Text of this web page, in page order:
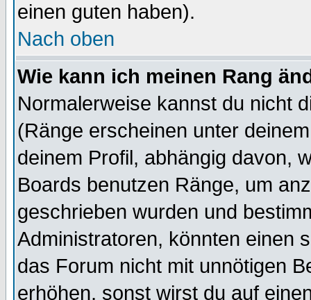
einen guten haben).
Nach oben
Wie kann ich meinen Rang
Normalerweise kannst du nicht
(Ränge erscheinen unter
deinem Profil, abhängig davon,
Boards benutzen Ränge, um
geschrieben wurden und
Administratoren, könnten einen
das Forum nicht mit unnötigen
erhöhen, sonst wirst du auf